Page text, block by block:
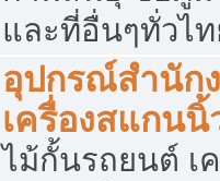
และที่อื่นๆทั่วไ
อุปกรณ์สำนัก
เครื่องสแกนนิ้
ไม้กั้นรถยนต์ เ